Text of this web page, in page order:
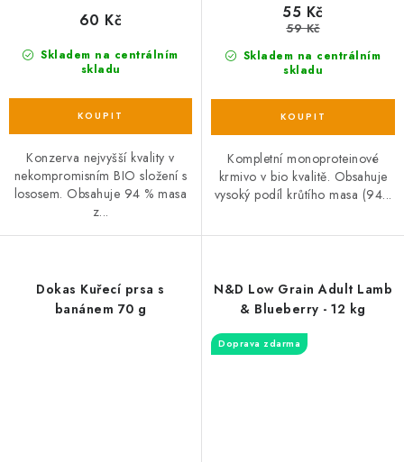
Skladem na centrálním
skladu
60 Kč
Konzerva nejvyšší kvality v
nekompromisním BIO složení s
lososem. Obsahuje 94 % masa
z...
Skladem na centrálním
skladu
55 Kč
59 Kč
Kompletní monoproteinové
krmivo v bio kvalitě. Obsahuje
vysoký podíl krůtího masa (94...
Dokas Kuřecí prsa s
banánem 70 g
N&D Low Grain Adult Lamb
& Blueberry - 12 kg
Doprava zdarma